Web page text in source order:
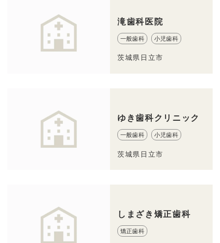
滝歯科医院
一般歯科 小児歯科
茨城県日立市
ゆき歯科クリニック
一般歯科 小児歯科
茨城県日立市
しまざき矯正歯科
矯正歯科